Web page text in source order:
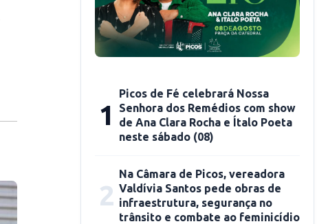
1
Picos de Fé celebrará Nossa
Senhora dos Remédios com show
de Ana Clara Rocha e Ítalo Poeta
neste sábado (08)
2
Na Câmara de Picos, vereadora
Valdívia Santos pede obras de
infraestrutura, segurança no
trânsito e combate ao feminicídio